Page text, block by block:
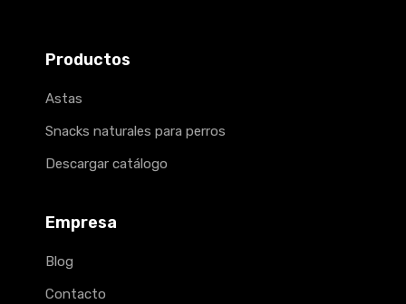
Productos
Astas
Snacks naturales para perros
Descargar catálogo
Empresa
Blog
Contacto